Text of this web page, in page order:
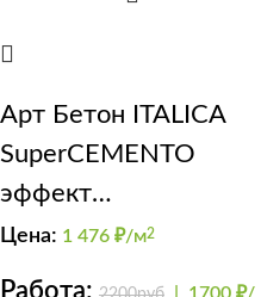
Арт Бетон ITALICA
SuperCEMENTO
эффект
микроцемент
Цена: 1 476 ₽/м2
Работа: 1700 ₽/